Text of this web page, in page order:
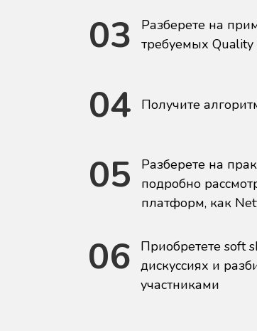
Разберете на
требуемых
03
Получите
04
Разберете на
подробно
платформ, как
05
Приобретете soft
дискуссиях и
участниками
06